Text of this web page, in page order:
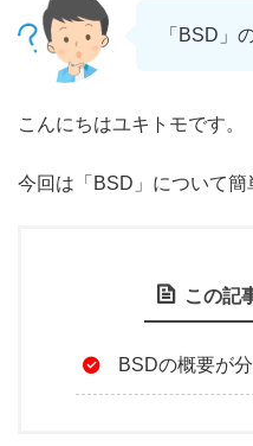
「BSD」
こんにちはユキトモです。
今回は「BSD」について簡
この記
BSDの概要が分